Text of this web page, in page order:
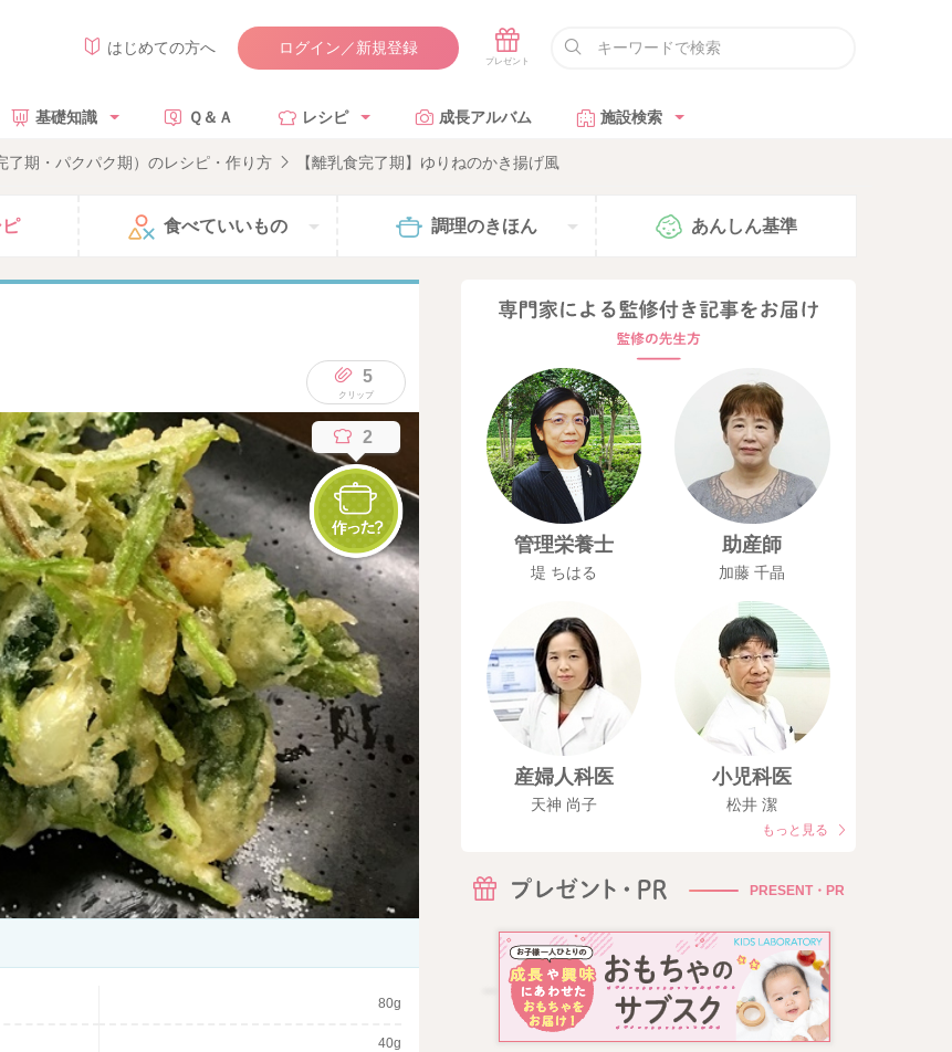
はじめての方へ ログイン／新規登録
基礎知識 Ｑ＆Ａ レシピ 成長アルバム 施設検索
了期・パクパク期）のレシピ・作り方 【離乳食完了期】ゆりねのかき揚げ風
食べていいもの 調理のきほん あんしん基準
5
2
80g
40g
管理栄養士
堤 ちはる
助産師
加藤 千晶
産婦人科医
天神 尚子
小児科医
松井 潔
もっと見る
PRESENT・PR